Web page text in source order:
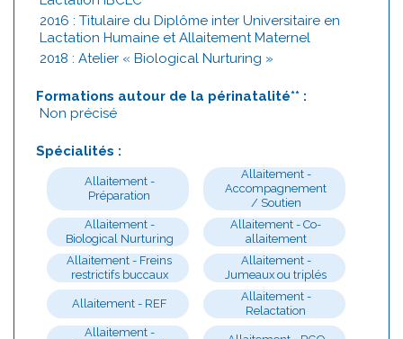
2016 : Titulaire du Diplôme inter Universitaire en
Lactation Humaine et Allaitement Maternel
2018 : Atelier « Biological Nurturing »
Formations autour de la périnatalité** :
Non précisé
Spécialités :
Allaitement -
Préparation
Allaitement -
Accompagnement
/ Soutien
Allaitement -
Biological Nurturing
Allaitement - Co-
allaitement
Allaitement - Freins
restrictifs buccaux
Allaitement -
Jumeaux ou triplés
Allaitement - REF
Allaitement -
Relactation
Allaitement -